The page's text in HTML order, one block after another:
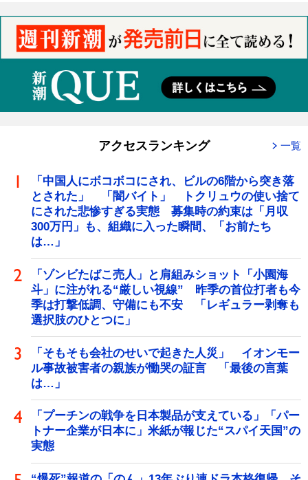
アクセスランキング 一覧
「中国人にボコボコにされ、ビルの6階から突き落
とされた」 「闇バイト」 トクリュウの使い捨て
にされた悲惨すぎる実態 募集時の約束は「月収
300万円」も、組織に入った瞬間、「お前たち
は…」
「ゾンビたばこ売人」と肩組みショット「小園海
斗」に注がれる“厳しい視線” 昨季の首位打者も今
季は打撃低調、守備にも不安 「レギュラー剥奪も
選択肢のひとつに」
「そもそも会社のせいで起きた人災」 イオンモー
ル事故被害者の親族が慟哭の証言 「最後の言葉
は…」
「プーチンの戦争を日本製品が支えている」「パー
トナー企業が日本に」米紙が報じた“スパイ天国”の
実態